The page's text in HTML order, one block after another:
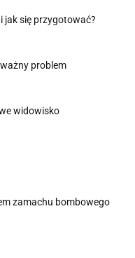
jak się przygotować?
problem
widowisko
zamachu bombowego